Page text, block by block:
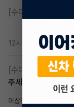
[수다방] K8 하이
12시간 전 조회 367 댓
[수다방]
Gv70 승
주세요
이상진